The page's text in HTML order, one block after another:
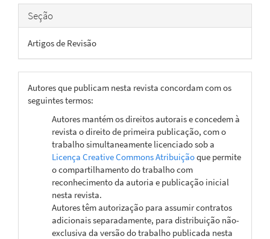
Seção
Artigos de Revisão
Autores que publicam nesta revista concordam com os
seguintes termos:
Autores mantém os direitos autorais e concedem à
revista o direito de primeira publicação, com o
trabalho simultaneamente licenciado sob a
Licença Creative Commons Atribuiçãoque permite
o compartilhamento do trabalho com
reconhecimento da autoria e publicação inicial
nesta revista.
Autores têm autorização para assumir contratos
adicionais separadamente, para distribuição não-
exclusiva da versão do trabalho publicada nesta